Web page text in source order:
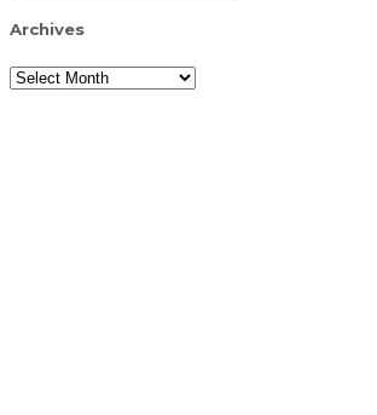
Archives
Archives